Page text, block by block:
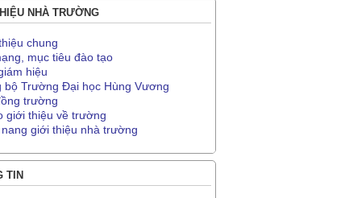
NHÀ TRƯỜNG
chung
mục tiêu đào tạo
hiệu
bộ Trường Đại học Hùng Vương
trường
giới thiệu về trường
giới thiệu nhà trường
TIN